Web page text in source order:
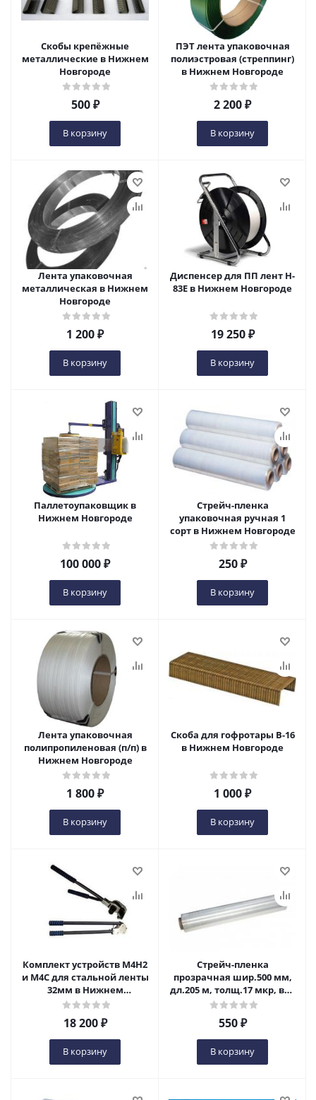
Скобы крепёжные
металлические в Нижнем
Новгороде
500₽
В корзину
ПЭТ лента упаковочная
полиэстровая (стреппинг)
в Нижнем Новгороде
2 200₽
В корзину
Лента упаковочная
металлическая в Нижнем
Новгороде
1 200₽
В корзину
Диспенсер для ПП лент H-
83Е в Нижнем Новгороде
19 250₽
В корзину
Паллетоупаковщик в
Нижнем Новгороде
100 000₽
В корзину
Стрейч-пленка
упаковочная ручная 1
сорт в Нижнем Новгороде
250₽
В корзину
Лента упаковочная
полипропиленовая (п/п) в
Нижнем Новгороде
1 800₽
В корзину
Скоба для гофротары B-16
в Нижнем Новгороде
1 000₽
В корзину
Комплект устройств М4Н2
и М4С для стальной ленты
32мм в Нижнем
Новгороде
18 200₽
В корзину
Стрейч-пленка
прозрачная шир.500 мм,
дл.205 м, толщ.17 мкр, вес
~1,6 кг в Нижнем
Новгороде
550₽
В корзину